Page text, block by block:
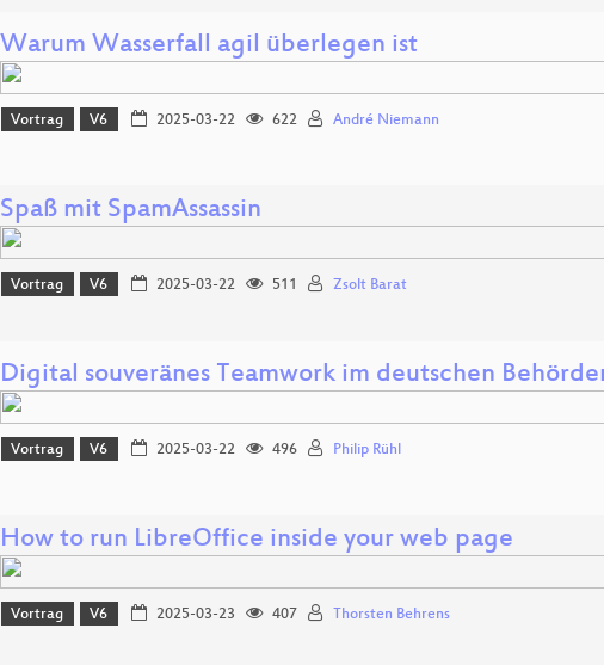
Warum Wasserfall agil überlegen ist
Vortrag V6 2025-03-22 622 André Niemann
Spaß mit SpamAssassin
Vortrag V6 2025-03-22 511 Zsolt Barat
Digital souveränes Teamwork im deutschen
Vortrag V6 2025-03-22 496 Philip Rühl
How to run LibreOffice inside your web page
Vortrag V6 2025-03-23 407 Thorsten Behrens